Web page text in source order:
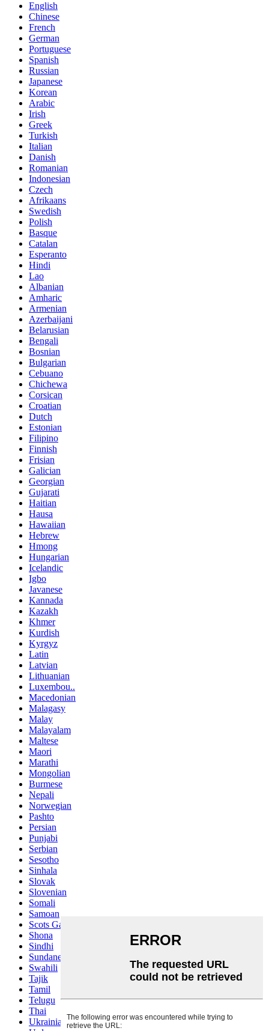
English
Chinese
French
German
Portuguese
Spanish
Russian
Japanese
Korean
Arabic
Irish
Greek
Turkish
Italian
Danish
Romanian
Indonesian
Czech
Afrikaans
Swedish
Polish
Basque
Catalan
Esperanto
Hindi
Lao
Albanian
Amharic
Armenian
Azerbaijani
Belarusian
Bengali
Bosnian
Bulgarian
Cebuano
Chichewa
Corsican
Croatian
Dutch
Estonian
Filipino
Finnish
Frisian
Galician
Georgian
Gujarati
Haitian
Hausa
Hawaiian
Hebrew
Hmong
Hungarian
Icelandic
Igbo
Javanese
Kannada
Kazakh
Khmer
Kurdish
Kyrgyz
Latin
Latvian
Lithuanian
Luxembou..
Macedonian
Malagasy
Malay
Malayalam
Maltese
Maori
Marathi
Mongolian
Burmese
Nepali
Norwegian
Pashto
Persian
Punjabi
Serbian
Sesotho
Sinhala
Slovak
Slovenian
Somali
Samoan
Scots Gaelic
Shona
Sindhi
Sundanese
Swahili
Tajik
Tamil
Telugu
Thai
Ukrainian